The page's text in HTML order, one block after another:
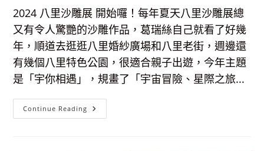
2024 八里沙雕展 開始囉！每年夏天八里沙雕展總
又有令人驚艷的沙雕作品，葛瑞絲自己就看了好幾
年，順道去逛逛八里婚紗廣場和八里老街，週邊還
有幾個八里特色公園，很適合親子出遊，今年主題
是「宇你相遇」，規畫了「宇宙冒險、星際之旅...
Continue Reading 八
里